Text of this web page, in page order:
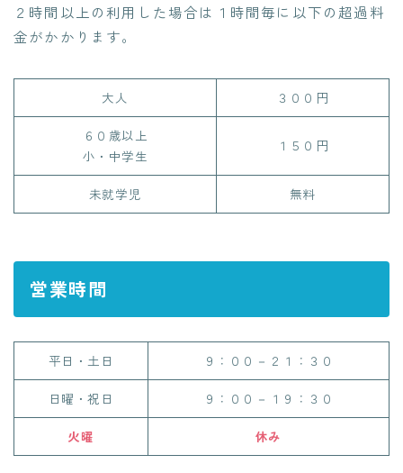
２時間以上の利用した場合は１時間毎に以下の超過料
金がかかります。
大人 ３００円
６０歳以上
小・中学生
１５０円
未就学児 無料
営業時間
平日・土日 ９：００－２１：３０
日曜・祝日 ９：００－１９：３０
火曜 休み